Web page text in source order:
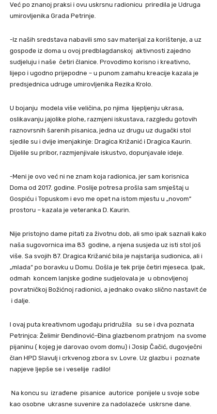
Već po znanoj praksi i ovu uskrsnu radionicu priredila je Udruga
umirovljenika Grada Petrinje.
-Iz naših sredstava nabavili smo sav materijal za korištenje, a uz
gospođe iz doma u ovoj predblagdanskoj aktivnosti zajedno
sudjeluju i naše četiri članice. Provodimo korisno i kreativno,
lijepo i ugodno prijepodne – u punom zamahu kreacije kazala je
predsjednica udruge umirovljenika Rezika Krolo.
U bojanju modela više veličina, po njima lijepljenju ukrasa,
oslikavanju jajolike plohe, razmjeni iskustava, razgledu gotovih
raznovrsnih šarenih pisanica, jedna uz drugu uz dugački stol
sjedile su i dvije imenjakinje: Dragica Križanić i Dragica Kaurin.
Dijelile su pribor, razmjenjivale iskustvo, dopunjavale ideje.
-Meni je ovo već ni ne znam koja radionica, jer sam korisnica
Doma od 2017. godine. Poslije potresa prošla sam smještaj u
Gospiću i Topuskom i evo me opet na istom mjestu u „novom“
prostoru – kazala je veteranka D. Kaurin.
Nije pristojno dame pitati za životnu dob, ali smo ipak saznali kako
naša sugovornica ima 83 godine, a njena susjeda uz isti stol još
više. Sa svojih 87. Dragica Križanić bila je najstarija sudionica, ali i
„mlada“ po boravku u Domu. Došla je tek prije četiri mjeseca. Ipak,
odmah koncem lanjske godine sudjelovala je u obnovljenoj
povratničkoj Božićnoj radionici, a jednako ovako slično nastavit će
i dalje.
I ovaj puta kreativnom ugođaju pridružila su se i dva poznata
Petrinjca: Želimir Đenđinović-Đina glazbenom pratnjom na svome
pijaninu ( kojeg je darovao ovom domu) i Josip Čačić, dugovječni
član HPD Slavulj i crkvenog zbora sv. Lovre. Uz glazbu i poznate
napjeve ljepše se i veselije radilo!
Na koncu su izrađene pisanice autorice ponijele u svoje sobe
kao osobne ukrasne suvenire za nadolazeće uskrsne dane.